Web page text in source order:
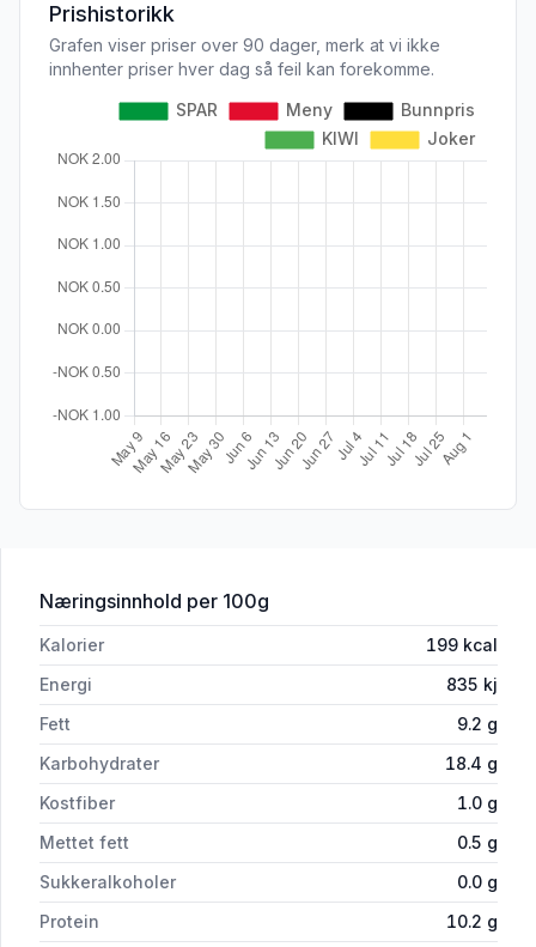
Prishistorikk
Grafen viser priser over 90 dager, merk at vi ikke
innhenter priser hver dag så feil kan forekomme.
Næringsinnhold for 'Fiskepinner Msc 750g First Price'
per 100g
Kalorier 199 kcal
Energi
835 kj
Fett
9.2 g
Karbohydrater
18.4 g
Kostfiber
1.0 g
Mettet fett
0.5 g
Sukkeralkoholer
0.0 g
Protein
10.2 g